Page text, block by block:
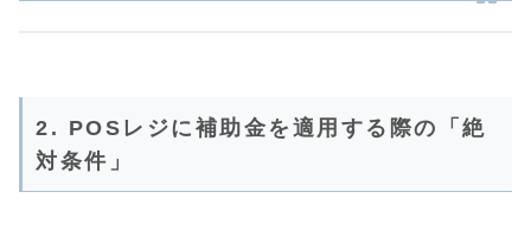
2. POSレジに補助金を適用する際の「絶
対条件」